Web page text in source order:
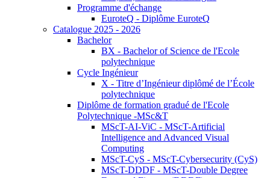
Programme d'échange
EuroteQ - Diplôme EuroteQ
Catalogue 2025 - 2026
Bachelor
BX - Bachelor of Science de l'Ecole
polytechnique
Cycle Ingénieur
X - Titre d’Ingénieur diplômé de l’École
polytechnique
Diplôme de formation gradué de l'Ecole
Polytechnique -MSc&T
MScT-AI-ViC - MScT-Artificial
Intelligence and Advanced Visual
Computing
MScT-CyS - MScT-Cybersecurity (CyS)
MScT-DDDF - MScT-Double Degree